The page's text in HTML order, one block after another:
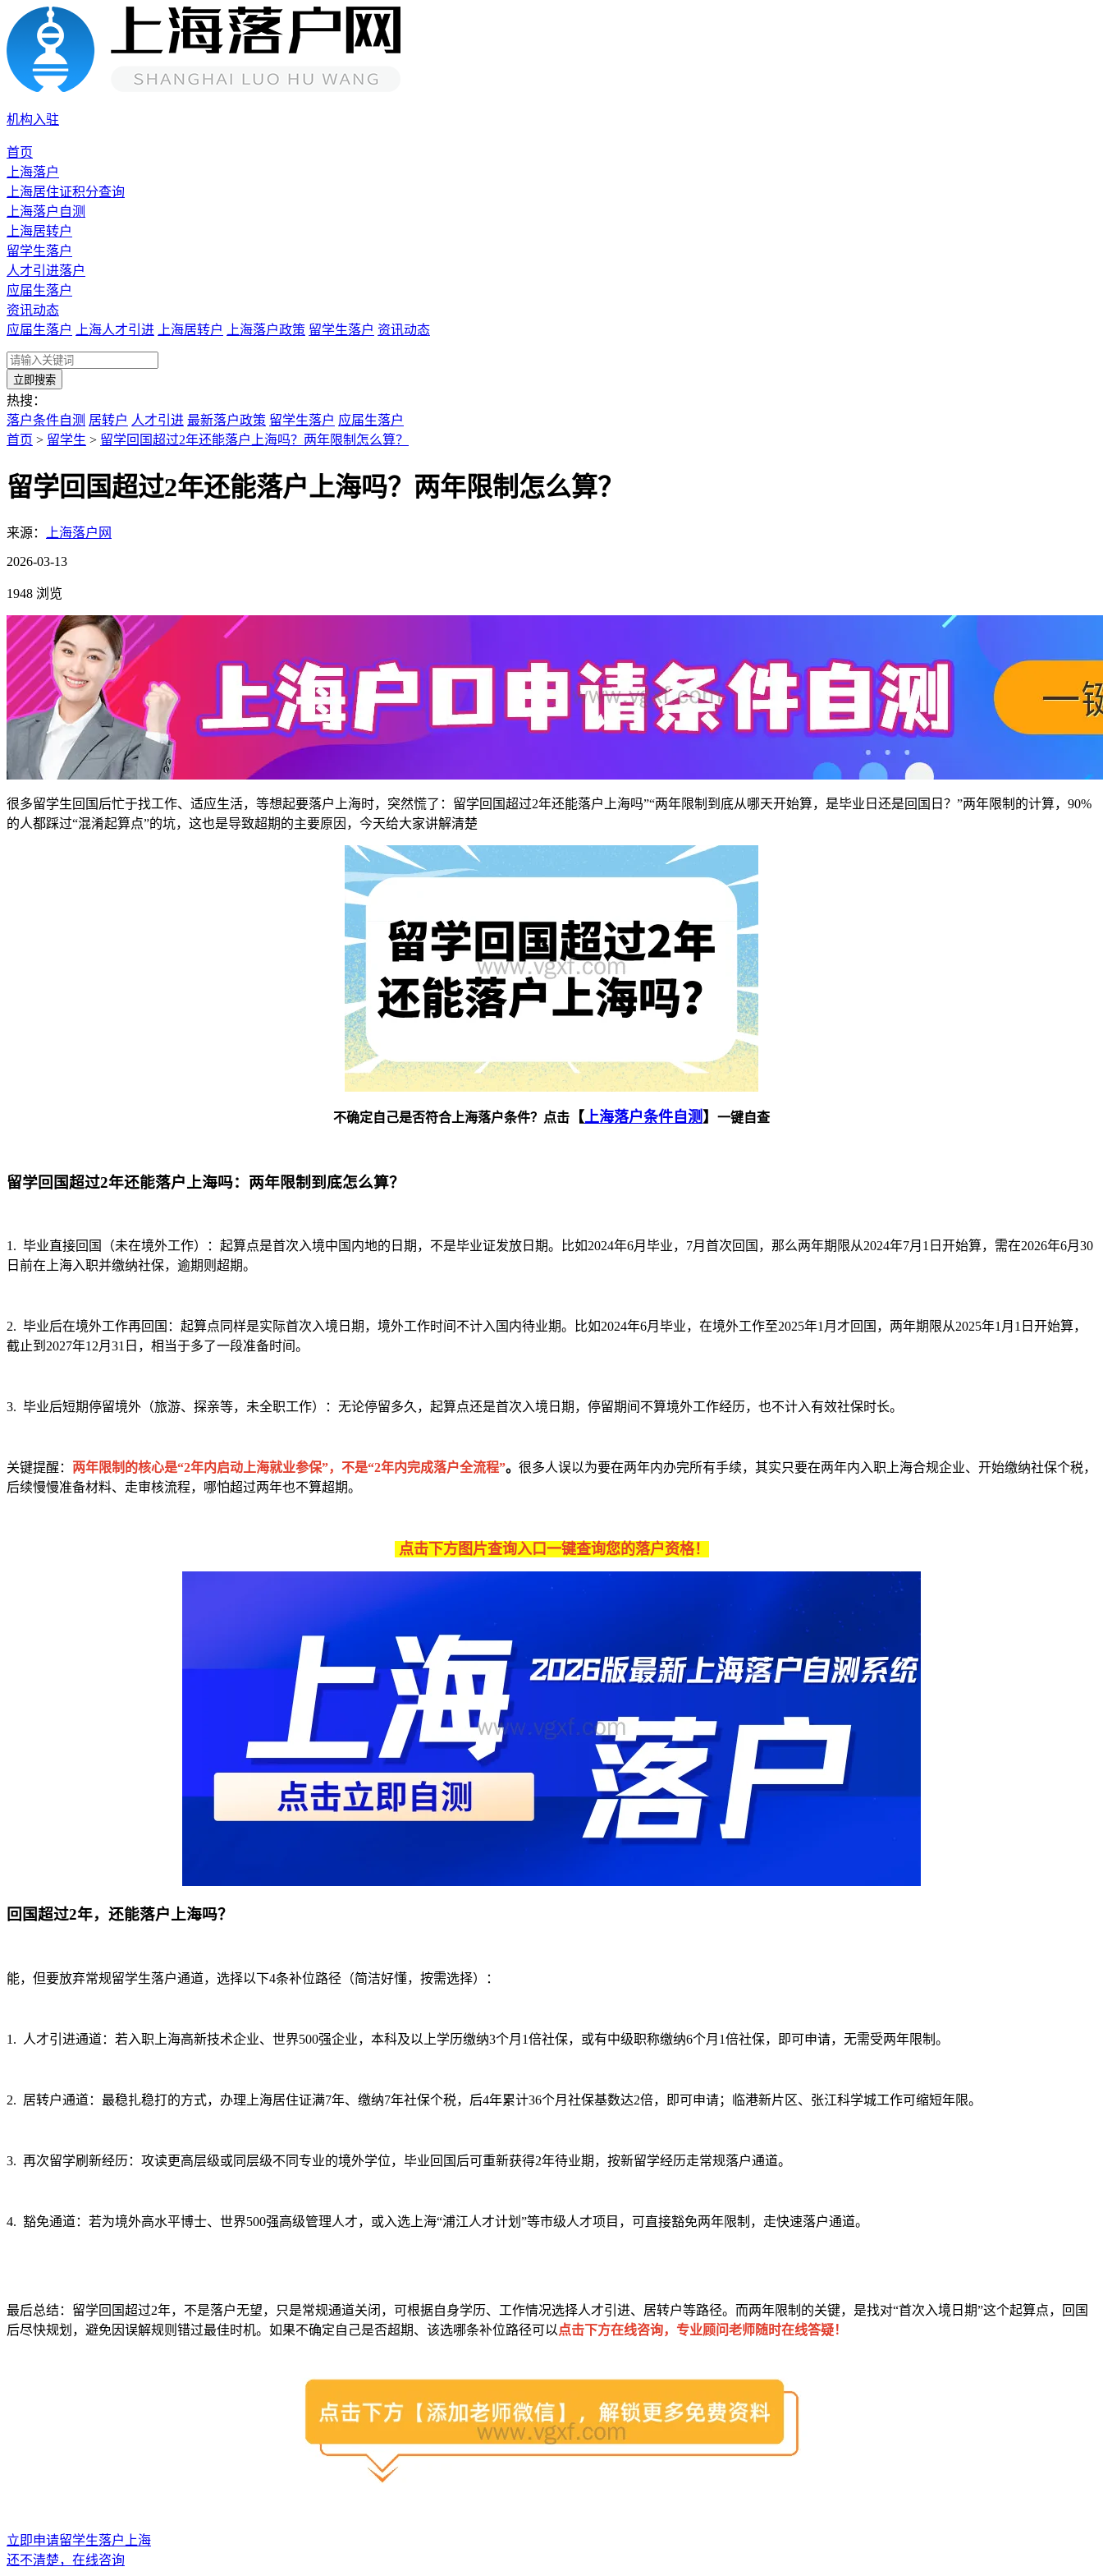
机构入驻
首页
上海落户
上海居住证积分查询
上海落户自测
上海居转户
留学生落户
人才引进落户
应届生落户
资讯动态
应届生落户
上海人才引进 上海居转户 上海落户政策 留学生落户 资讯动态
立即搜索
热搜：
落户条件自测 居转户 人才引进 最新落户政策 留学生落户 应届生落户
首页 > 留学生 > 留学回国超过2年还能落户上海吗？两年限制怎么算？
留学回国超过2年还能落户上海吗？两年限制怎么算？
来源： 上海落户网
2026-03-13
1948 浏览
很多留学生回国后忙于找工作、适应生活，等想起要落户上海时，突然慌了：留学回国超过2年还能落户上海吗”“两年限制到底从哪天开始算，是毕业日还是回国日？”两年限制的计算，90%
的人都踩过“混淆起算点”的坑，这也是导致超期的主要原因，今天给大家讲解清楚
不确定自己是否符合上海落户条件？点击 【 上海落户条件自测 】 一键自查
留学回国超过2年还能落户上海吗：两年限制到底怎么算？
1. 毕业直接回国（未在境外工作）：起算点是首次入境中国内地的日期，不是毕业证发放日期。比如2024年6月毕业，7月首次回国，那么两年期限从2024年7月1日开始算，需在2026年6月30
日前在上海入职并缴纳社保，逾期则超期。
2. 毕业后在境外工作再回国：起算点同样是实际首次入境日期，境外工作时间不计入国内待业期。比如2024年6月毕业，在境外工作至2025年1月才回国，两年期限从2025年1月1日开始算，
截止到2027年12月31日，相当于多了一段准备时间。
3. 毕业后短期停留境外（旅游、探亲等，未全职工作）：无论停留多久，起算点还是首次入境日期，停留期间不算境外工作经历，也不计入有效社保时长。
关键提醒： 两年限制的核心是“2年内启动上海就业参保”，不是“2年内完成落户全流程”。 很多人误以为要在两年内办完所有手续，其实只要在两年内入职上海合规企业、开始缴纳社保个税，
后续慢慢准备材料、走审核流程，哪怕超过两年也不算超期。
点击下方图片查询入口一键查询您的落户资格！
回国超过2年，还能落户上海吗？
能，但要放弃常规留学生落户通道，选择以下4条补位路径（简洁好懂，按需选择）：
1. 人才引进通道：若入职上海高新技术企业、世界500强企业，本科及以上学历缴纳3个月1倍社保，或有中级职称缴纳6个月1倍社保，即可申请，无需受两年限制。
2. 居转户通道：最稳扎稳打的方式，办理上海居住证满7年、缴纳7年社保个税，后4年累计36个月社保基数达2倍，即可申请；临港新片区、张江科学城工作可缩短年限。
3. 再次留学刷新经历：攻读更高层级或同层级不同专业的境外学位，毕业回国后可重新获得2年待业期，按新留学经历走常规落户通道。
4. 豁免通道：若为境外高水平博士、世界500强高级管理人才，或入选上海“浦江人才计划”等市级人才项目，可直接豁免两年限制，走快速落户通道。
最后总结：留学回国超过2年，不是落户无望，只是常规通道关闭，可根据自身学历、工作情况选择人才引进、居转户等路径。而两年限制的关键，是找对“首次入境日期”这个起算点，回国
后尽快规划，避免因误解规则错过最佳时机。如果不确定自己是否超期、该选哪条补位路径可以点击下方在线咨询，专业顾问老师随时在线答疑！
立即申请留学生落户上海
还不清楚，在线咨询